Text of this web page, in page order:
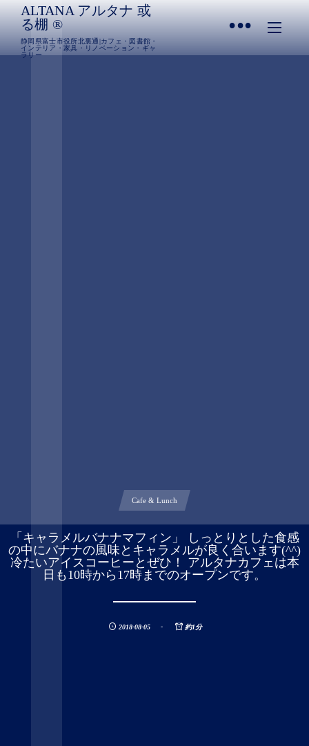
ALTANA アルタナ 或
る棚 ®︎
静岡県富士市役所北裏通|カフェ・図書館・
インテリア・家具・リノベーション・ギャ
ラリー
•
Cafe & Lunch
「キャラメルバナナマフィン」 しっとりとした食感
の中にバナナの風味とキャラメルが良く合います(^^)
冷たいアイスコーヒーとぜひ！ アルタナカフェは本
日も10時から17時までのオープンです。
2018-08-05 約1分